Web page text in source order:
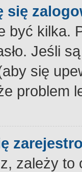
się
być kilka.
Jeśli
się
problem
zależy